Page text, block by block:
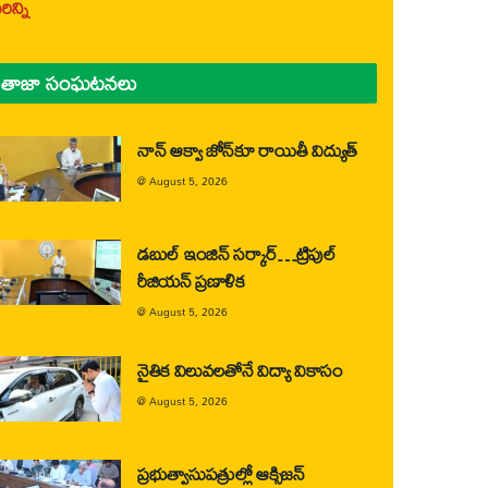
తాజా సంఘటనలు
నాన్ ఆక్వా జోన్‌కూ రాయితీ విద్యుత్
@August 5, 2026
డబుల్ ఇంజిన్ సర్కార్…ట్రిపుల్
రీజియన్ ప్రణాళిక
@August 5, 2026
నైతిక విలువలతోనే విద్యా వికాసం
@August 5, 2026
ప్రభుత్వాసుపత్రుల్లో ఆక్సిజన్